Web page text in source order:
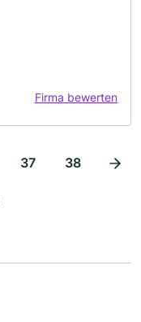
Firma bewerten
37 38